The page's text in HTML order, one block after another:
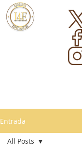
Entrada
All Posts